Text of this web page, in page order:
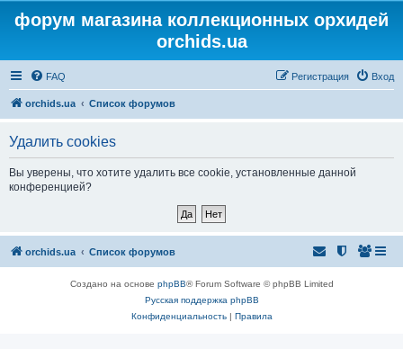
форум магазина коллекционных орхидей
orchids.ua
FAQ Вход
Регистрация
orchids.ua Список форумов
Удалить cookies
Вы уверены, что хотите удалить все cookie, установленные данной
конференцией?
orchids.ua Список форумов
Создано на основе phpBB® Forum Software © phpBB Limited
Русская поддержка phpBB
Конфиденциальность| Правила